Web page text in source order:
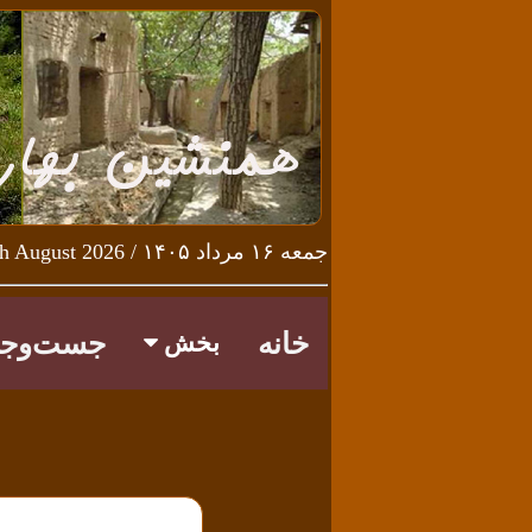
جمعه ۱۶ مرداد ۱۴۰۵ / Friday 7th August 2026
خانه بخش